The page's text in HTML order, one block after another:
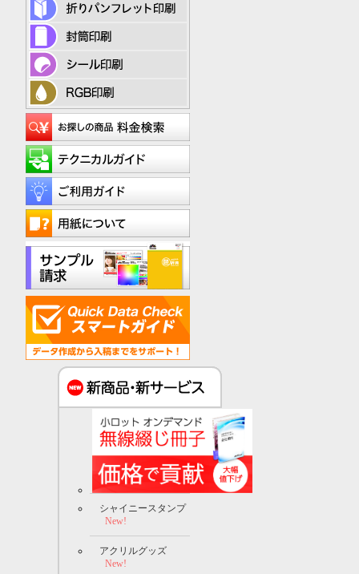
シャイニースタンプ
New!
アクリルグッズ
New!